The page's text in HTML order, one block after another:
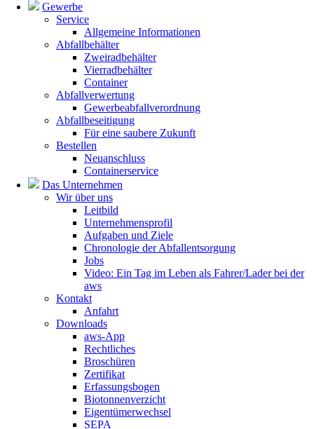
Gewerbe
Service
Allgemeine Informationen
Abfallbehälter
Zweiradbehälter
Vierradbehälter
Container
Abfallverwertung
Gewerbeabfallverordnung
Abfallbeseitigung
Für eine saubere Zukunft
Bestellen
Neuanschluss
Containerservice
Das Unternehmen
Wir über uns
Leitbild
Unternehmensprofil
Aufgaben und Ziele
Chronologie der Abfallentsorgung
Jobs
Video: Ein Tag im Leben als Fahrer/Lader bei der
aws
Kontakt
Anfahrt
Downloads
aws-App
Rechtliches
Broschüren
Zertifikat
Erfassungsbogen
Biotonnenverzicht
Eigentümerwechsel
SEPA